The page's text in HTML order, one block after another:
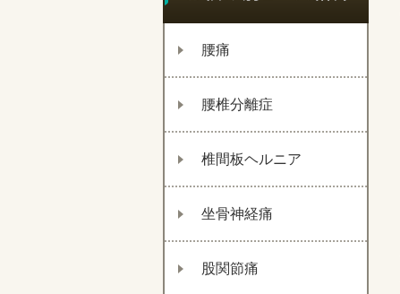
腰痛
腰椎分離症
椎間板ヘルニア
坐骨神経痛
股関節痛